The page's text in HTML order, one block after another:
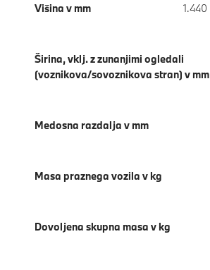
Višina v mm 1.440
Širina, vklj. z zunanjimi ogledali
(voznikova/sovoznikova stran) v mm
Medosna razdalja v mm
Masa praznega vozila v kg
Dovoljena skupna masa v kg